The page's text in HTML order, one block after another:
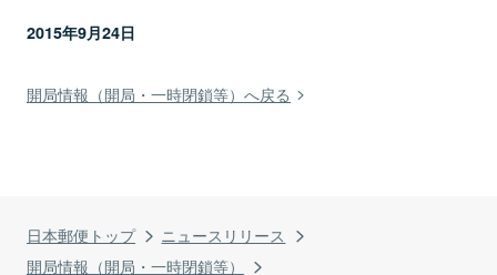
日本郵便トップ
ニュースリリース
開局情報（開局・一時閉鎖等）
2015年9月24日
開局情報（開局・一時閉鎖等）へ戻る